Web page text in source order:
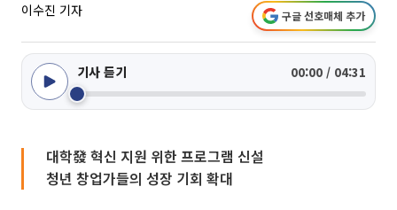
이수진 기자 구글 선호매체 추가
기사 듣기 00:00 / 04:31
대학發 혁신 지원 위한 프로그램 신설
청년 창업가들의 성장 기회 확대